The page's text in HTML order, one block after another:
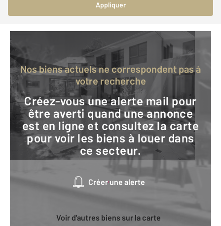
Appliquer
Nos biens actuels ne correspondent pas à
votre recherche
Créez-vous une alerte mail pour
être averti quand une annonce
est en ligne et consultez la carte
pour voir les biens à louer dans
ce secteur.
Créer une alerte
Voir d'autres biens sur la carte